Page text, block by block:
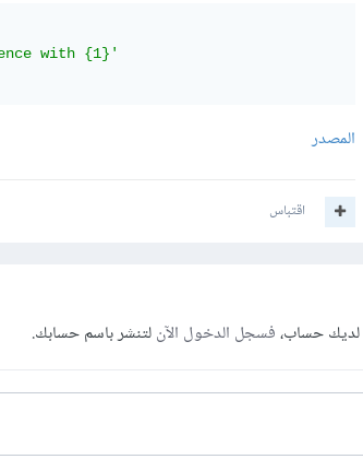
with {1}'
المصدر
اقتباس
لديك حساب،فسجل الدخول الآنلتنشر باسم حسابك.